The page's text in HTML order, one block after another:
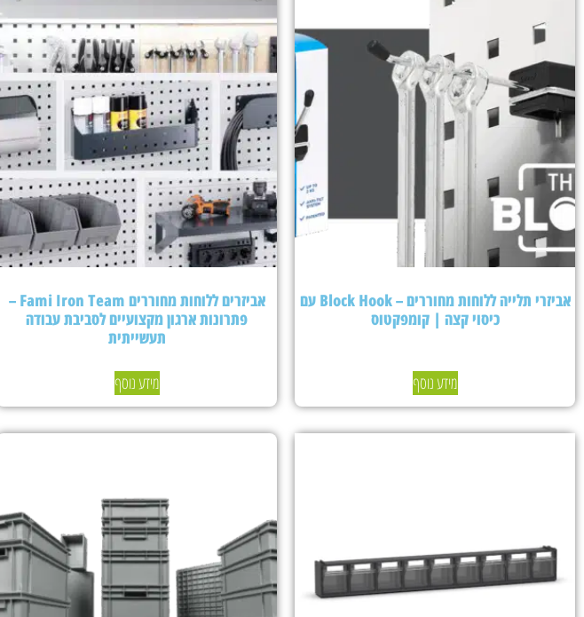
אביזרי תלייה ללוחות מחוררים – Block Hook עם
כיסוי קצה | קומפקטוס
מידע נוסף
אביזרים ללוחות מחוררים Fami Iron Team –
פתרונות ארגון מקצועיים לסביבת עבודה
תעשייתית
מידע נוסף